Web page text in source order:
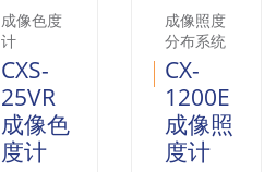
成像色度
计
CXS-
25VR
成像色
度计
成像照度
分布系统
CX-
1200E
成像照
度计